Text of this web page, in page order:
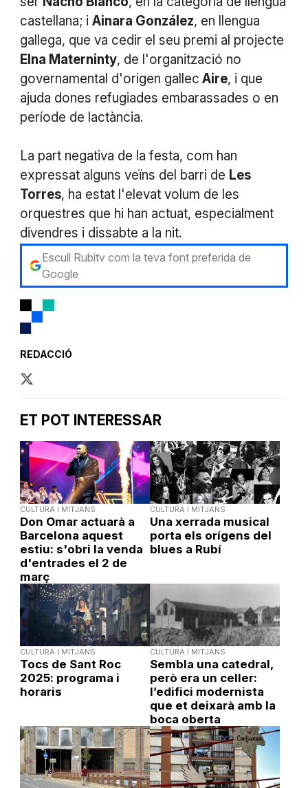
castellana; i Ainara González, en llengua
gallega, que va cedir el seu premi al projecte
Elna Materninty, de l'organització no
governamental d'origen gallec Aire, i que
ajuda dones refugiades embarassades o en
període de lactància.
La part negativa de la festa, com han
expressat alguns veïns del barri de Les
Torres, ha estat l'elevat volum de les
orquestres que hi han actuat, especialment
divendres i dissabte a la nit.
Escull Rubitv com la teva font preferida de
Google
REDACCIÓ
ET POT INTERESSAR
CULTURA I MITJANS
Don Omar actuarà a
Barcelona aquest
estiu: s'obri la venda
d'entrades el 2 de
març
CULTURA I MITJANS
Una xerrada musical
porta els orígens del
blues a Rubí
CULTURA I MITJANS
Tocs de Sant Roc
2025: programa i
horaris
CULTURA I MITJANS
Sembla una catedral,
però era un celler:
l’edifici modernista
que et deixarà amb la
boca oberta